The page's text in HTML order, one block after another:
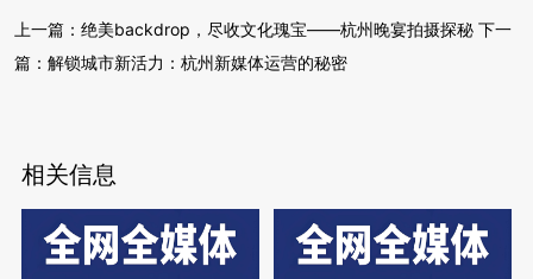
上一篇： 绝美backdrop，尽收文化瑰宝——杭州晚宴拍摄探秘 下一
篇： 解锁城市新活力：杭州新媒体运营的秘密
相关信息